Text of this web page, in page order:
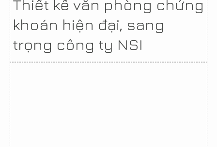
Thiết kế văn phòng chứng
khoán hiện đại, sang
trọng công ty NSI